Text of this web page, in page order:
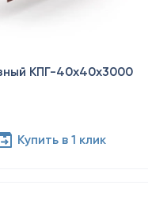
КПГ-40х40х3000
Купить в 1 клик